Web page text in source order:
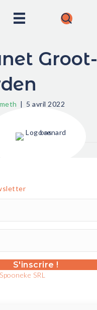
Groot-
| 5 avril 2022
S'inscrire !
SRL